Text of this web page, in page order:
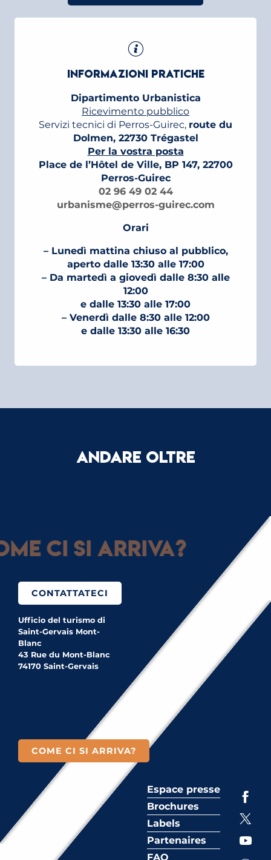
INFORMAZIONI PRATICHE
Dipartimento Urbanistica
Ricevimento pubblico
Servizi tecnici di Perros-Guirec, route du
Dolmen, 22730 Trégastel
Per la vostra posta
Place de l’Hôtel de Ville, BP 147, 22700
Perros-Guirec
02 96 49 02 44
urbanisme@perros-guirec.com
Orari
– Lunedì mattina chiuso al pubblico,
aperto dalle 13:30 alle 17:00
– Da martedì a giovedì dalle 8:30 alle
12:00
e dalle 13:30 alle 17:00
– Venerdì dalle 8:30 alle 12:00
e dalle 13:30 alle 16:30
ANDARE OLTRE
ci si arriva?
CONTATTATECI
Ufficio del turismo di
Saint-Gervais Mont-
Blanc
43 Rue du Mont-Blanc
74170 Saint-Gervais
COME CI SI ARRIVA?
Espace presse
Brochures
Labels
Partenaires
FAQ